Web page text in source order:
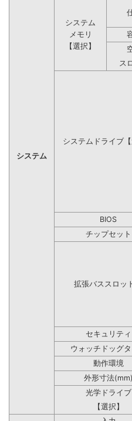
システム
システム
メモリ
【選択】
ス
システムドライブ【
BIOS
チップセット
拡張バススロッ
セキュリティ
ウォッチドッグ
動作環境
外形寸法(mm)
光学ドライブ
【選択】